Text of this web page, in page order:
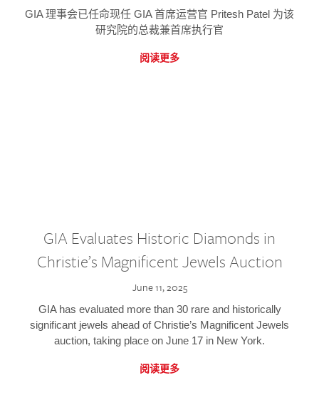
GIA 理事会已任命现任 GIA 首席运营官 Pritesh Patel 为该
研究院的总裁兼首席执行官
阅读更多
GIA Evaluates Historic Diamonds in
Christie’s Magnificent Jewels Auction
June 11, 2025
GIA has evaluated more than 30 rare and historically
significant jewels ahead of Christie’s Magnificent Jewels
auction, taking place on June 17 in New York.
阅读更多